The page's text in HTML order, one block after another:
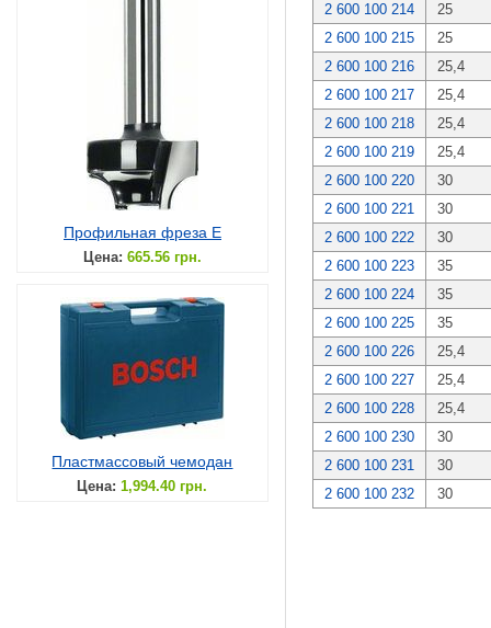
Профильная фреза E
Цена: 665.56 грн.
Пластмассовый чемодан
Цена: 1,994.40 грн.
2 600 100 214
25
2 600 100 215
25
2 600 100 216
25,4
2 600 100 217
25,4
2 600 100 218
25,4
2 600 100 219
25,4
2 600 100 220
30
2 600 100 221
30
2 600 100 222
30
2 600 100 223
35
2 600 100 224
35
2 600 100 225
35
2 600 100 226
25,4
2 600 100 227
25,4
2 600 100 228
25,4
2 600 100 230
30
2 600 100 231
30
2 600 100 232
30